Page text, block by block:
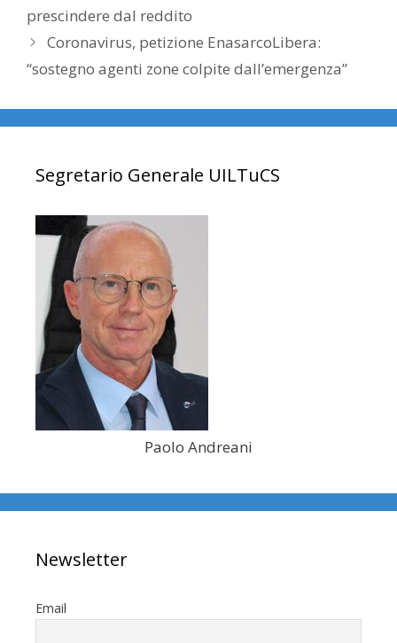
prescindere dal reddito
Coronavirus, petizione EnasarcoLibera:
“sostegno agenti zone colpite dall’emergenza”
Segretario Generale UILTuCS
Paolo Andreani
Newsletter
Email